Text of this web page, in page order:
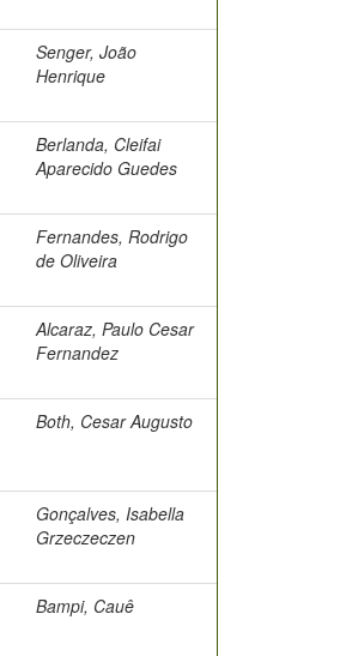
Senger, João
Henrique
Berlanda, Cleifai
Aparecido Guedes
Fernandes, Rodrigo
de Oliveira
Alcaraz, Paulo Cesar
Fernandez
Both, Cesar Augusto
Gonçalves, Isabella
Grzeczeczen
Bampi, Cauê